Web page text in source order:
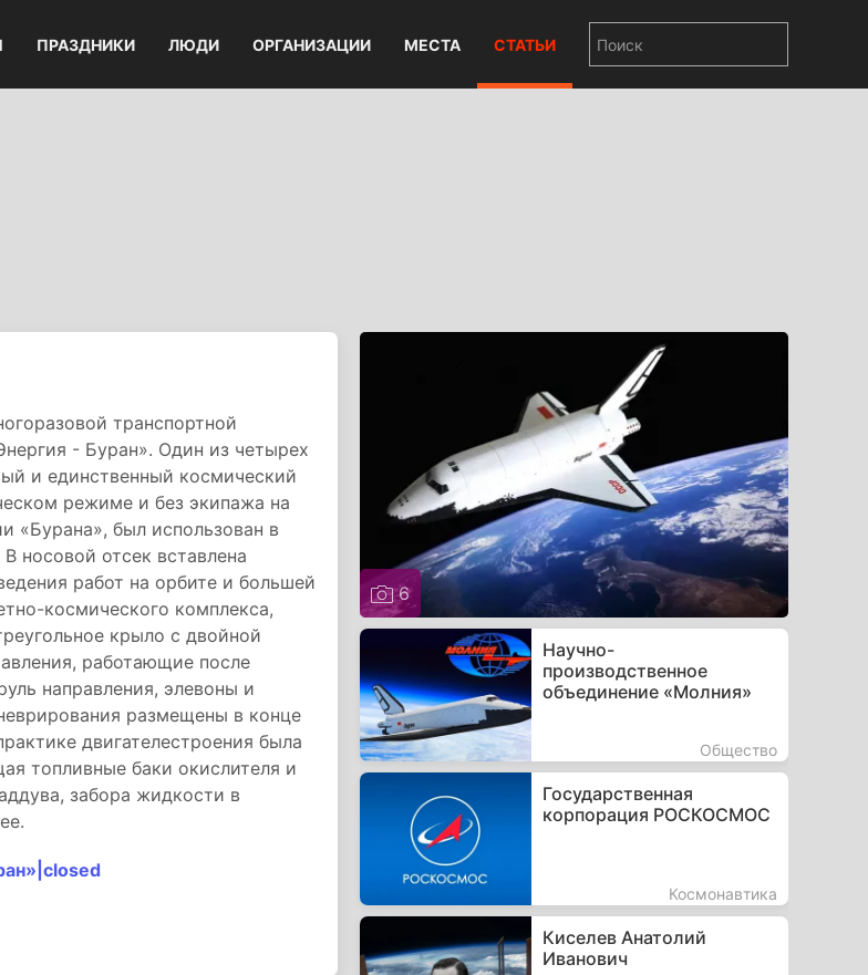
ПРАЗДНИКИ ЛЮДИ ОРГАНИЗАЦИИ МЕСТА СТАТЬИ
транспортной
- Буран». Один из четырех
и единственный космический
режиме и без экипажа на
«Бурана», был использован в
носовой отсек вставлена
работ на орбите и большей
космического комплекса,
крыло с двойной
работающие после
направления, элевоны и
размещены в конце
двигателестроения была
топливные баки окислителя и
забора жидкости в
6
Научно-
производственное
объединение «Молния»
Общество
Государственная
корпорация РОСКОСМОС
Космонавтика
Киселев Анатолий
Иванович